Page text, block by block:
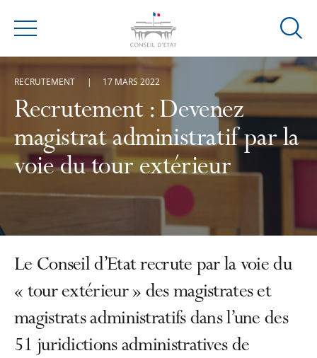
Menu
Ouvrir
de
Recrutement : Devenez
magistrat administratif par la
voie du tour extérieur
RECRUTEMENT 17 MARS 2022
Le Conseil d’Etat recrute par la voie du
« tour extérieur » des magistrates et
magistrats administratifs dans l’une des
51 juridictions administratives de